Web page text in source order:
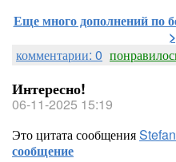
Еще много дополнений по
комментарии: 0
Интересно!
06-11-2025 15:19
Это цитата сообщения
сообщение